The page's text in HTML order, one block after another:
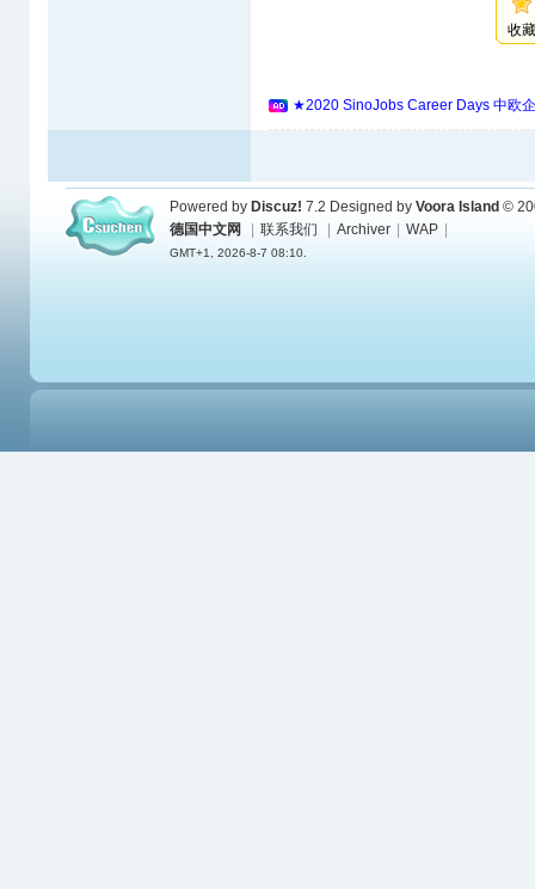
收
★2020 SinoJobs Career Days 中欧
Powered by Discuz! 7.2 Designed by Voora Island ©
德国中文网
联系我们 Archiver WAP
GMT+1, 2026-8-7 08:10.